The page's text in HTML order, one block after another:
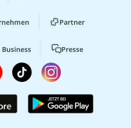
Partner
Presse